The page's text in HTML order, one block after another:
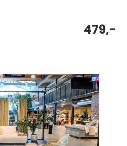
479,-